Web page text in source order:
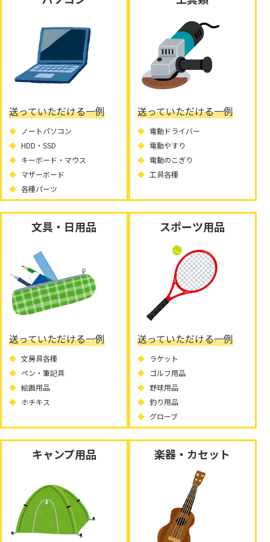
送っていただける一例
ノートパソコン
HDD・SSD
キーボード・マウス
マザーボード
各種パーツ
送っていただける一例
電動ドライバー
電動やすり
電動のこぎり
工具各種
文具・日用品
送っていただける一例
文房具各種
ペン・筆記具
絵画用品
ホチキス
スポーツ用品
送っていただける一例
ラケット
ゴルフ用品
野球用品
釣り用品
グローブ
キャンプ用品 楽器・カセット